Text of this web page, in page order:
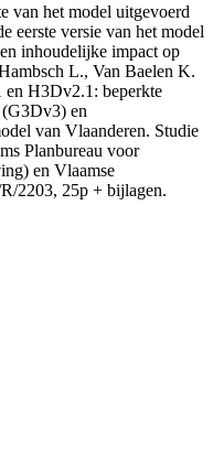
van het model uitgevoerd
eerste versie van het model
inhoudelijke impact op
L., Van Baelen K.
H3Dv2.1: beperkte
(G3Dv3) en
van Vlaanderen. Studie
Planbureau voor
en Vlaamse
2203, 25p + bijlagen.